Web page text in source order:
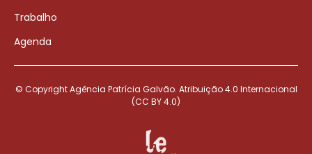
Trabalho
Agenda
© Copyright Agência Patrícia Galvão. Atribuição 4.0 Internacional
(CC BY 4.0)